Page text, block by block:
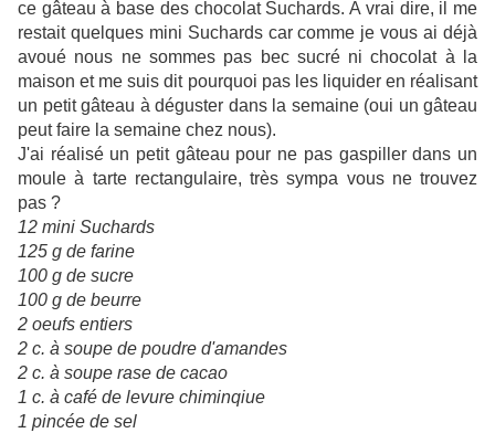
ce gâteau à base des chocolat Suchards. A vrai dire, il me
restait quelques mini Suchards car comme je vous ai déjà
avoué nous ne sommes pas bec sucré ni chocolat à la
maison et me suis dit pourquoi pas les liquider en réalisant
un petit gâteau à déguster dans la semaine (oui un gâteau
peut faire la semaine chez nous).
J'ai réalisé un petit gâteau pour ne pas gaspiller dans un
moule à tarte rectangulaire, très sympa vous ne trouvez
pas ?
12 mini Suchards
125 g de farine
100 g de sucre
100 g de beurre
2 oeufs entiers
2 c. à soupe de poudre d'amandes
2 c. à soupe rase de cacao
1 c. à café de levure chiminqiue
1 pincée de sel